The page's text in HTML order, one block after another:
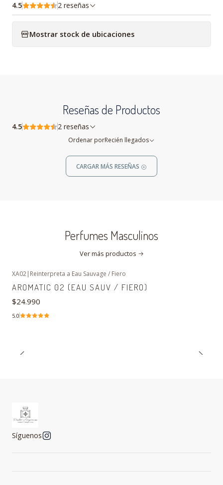
4.5 2 reseñas
Mostrar stock de ubicaciones
Reseñas de Productos
4.5 2 reseñas
Ordenar porRecién llegados
CARGAR MÁS RESEÑAS
Perfumes Masculinos
Ver más productos
XA02| Reinterpreta a Eau Sauvage / Fiero
AROMATIC 02 (EAU SAUV / FIERO)
$24.990
5.0
Síguenos